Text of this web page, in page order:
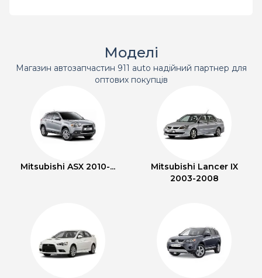
Моделі
Магазин автозапчастин 911 auto надійний партнер для
оптових покупців
Mitsubishi ASX 2010-...
Mitsubishi Lancer IX
2003-2008